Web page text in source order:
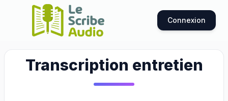
Connexion
Transcription entretien